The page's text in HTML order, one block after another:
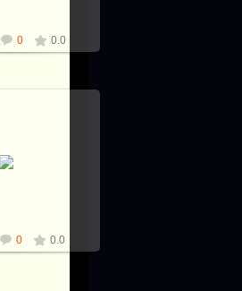
0 0.0
от С.Тихомирова,
129*27,5*4,5мм.
0 0.0